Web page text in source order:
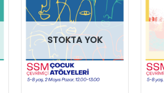
STOKTA YOK